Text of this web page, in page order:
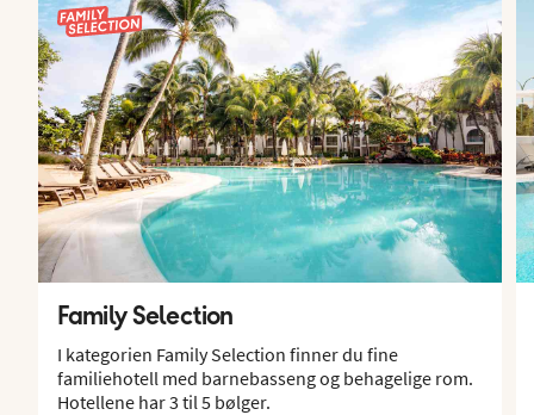
Family Selection
I kategorien Family Selection finner du fine
familiehotell med barnebasseng og behagelige rom.
Hotellene har 3 til 5 bølger.